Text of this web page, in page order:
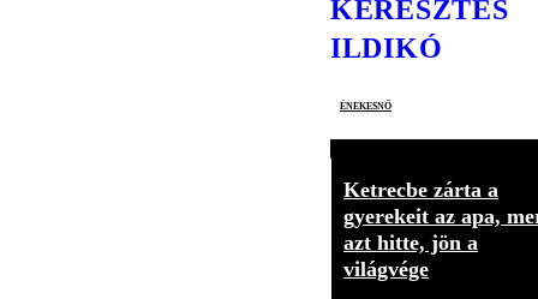
KERESZTES
ILDIKÓ
énekesnő
Ketrecbe zárta a
gyerekeit az apa,
azt hitte, jön a
világvége